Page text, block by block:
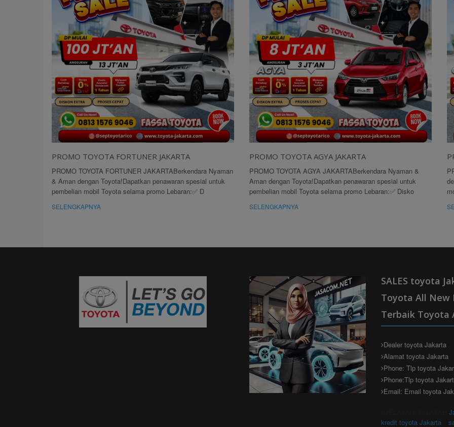
PROMO TOYOTA FORTUNER JAKARTA
PROMO TOYOTA FORTUNER JAKARTABerkendara Nyaman
& Aman dengan Toyota!Dapatkan penawaran spesial untuk
pembelian mobil Toyota selama promo Lebaran:✅ D
SELENGKAPNYA
PROMO TOYOTA AGYA JAKARTA
PROMO TOYOTA AGYA JAKARTABerkendara Nyaman &
Aman dengan Toyota!Dapatkan penawaran spesial untuk
pembelian mobil Toyota selama promo Lebaran:✅ Disko
SELENGKAPNYA
SALES toyota
Toyota All New
Terbaik Toyota
Dealer toyota Jakarta
Alamat toyota Jakarta
Phone: Tlp toyota
Phone:Tlp toyota
Email: Email toyota
kredit toyota Jakarta